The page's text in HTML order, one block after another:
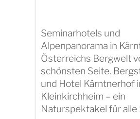
Seminarhotels und
Alpenpanorama in
Österreichs Bergwelt
schönsten Seite.
und Hotel Kärntnerhof
Kleinkirchheim – ein
Naturspektakel für alle